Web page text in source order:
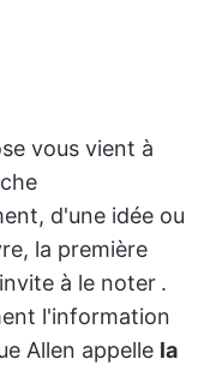
vous vient à
d'une idée ou
la première
à le noter .
l'information
Allen appelle la